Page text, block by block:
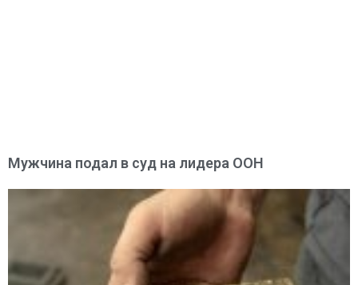
Мужчина подал в суд на лидера ООН